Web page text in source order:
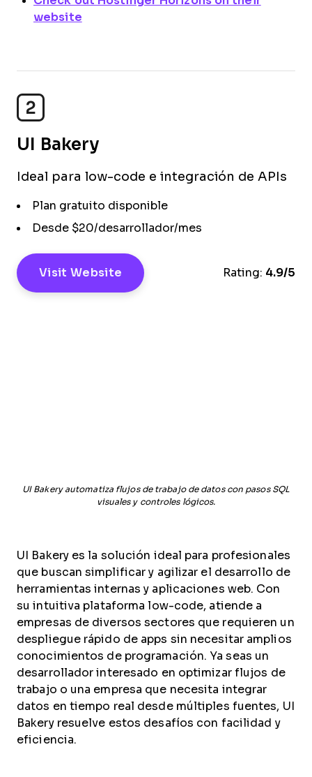
website
2
UI Bakery
Ideal para low-code e integración de APIs
Plan gratuito disponible
Desde $20/desarrollador/mes
Visit Website Rating: 4.9/5
UI Bakery automatiza flujos de trabajo de datos con pasos SQL
visuales y controles lógicos.
UI Bakery es la solución ideal para profesionales
que buscan simplificar y agilizar el desarrollo de
herramientas internas y aplicaciones web. Con
su intuitiva plataforma low-code, atiende a
empresas de diversos sectores que requieren un
despliegue rápido de apps sin necesitar amplios
conocimientos de programación. Ya seas un
desarrollador interesado en optimizar flujos de
trabajo o una empresa que necesita integrar
datos en tiempo real desde múltiples fuentes, UI
Bakery resuelve estos desafíos con facilidad y
eficiencia.